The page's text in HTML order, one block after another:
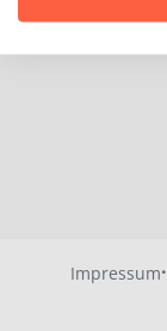
Impressum·